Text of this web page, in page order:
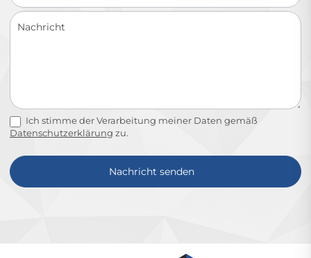
Ich stimme der Verarbeitung meiner Daten gemäß
Datenschutzerklärung zu.
Nachricht senden